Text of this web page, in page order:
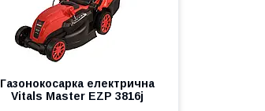
Газонокосарка електрична
Vitals Master EZP 3816j